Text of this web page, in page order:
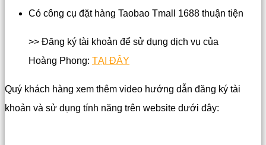
Có công cụ đặt hàng Taobao Tmall 1688 thuận tiện
>> Đăng ký tài khoản để sử dụng dịch vụ của
Hoàng Phong: TẠI ĐÂY
Quý khách hàng xem thêm video hướng dẫn đăng ký tài
khoản và sử dụng tính năng trên website dưới đây: